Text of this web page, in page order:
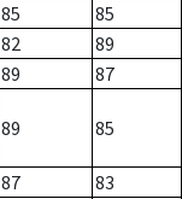
85 85
82 89
89 87
89 85
87 83